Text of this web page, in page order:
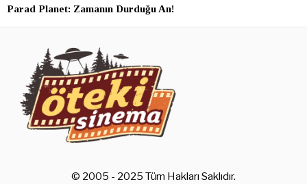
Parad Planet: Zamanın Durduğu An!
© 2005 - 2025 Tüm Hakları Saklıdır.